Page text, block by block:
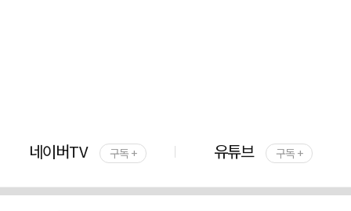
네이버TV 구독 + 유튜브 구독 +